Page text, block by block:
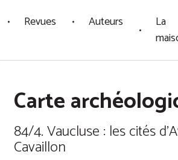
Revues Auteurs
La
Carte
84/4. Vaucluse : les cités
Cavaillon